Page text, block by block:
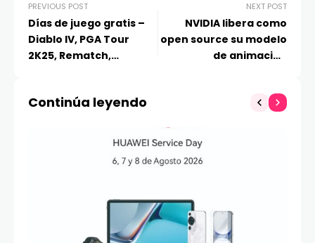
PREVIOUS POST
Días de juego gratis –
Diablo IV, PGA Tour
2K25, Rematch,
Trailmakers
NEXT POST
NVIDIA libera como
open source su modelo
de animación
Continúa leyendo